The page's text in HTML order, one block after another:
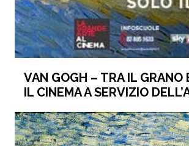
VAN GOGH – TRA IL GRANO
IL CINEMA A SERVIZIO